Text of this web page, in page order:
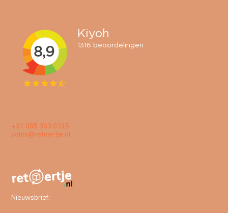
+31 085 303 0315
sales@retoertje.nl
Nieuwsbrief: